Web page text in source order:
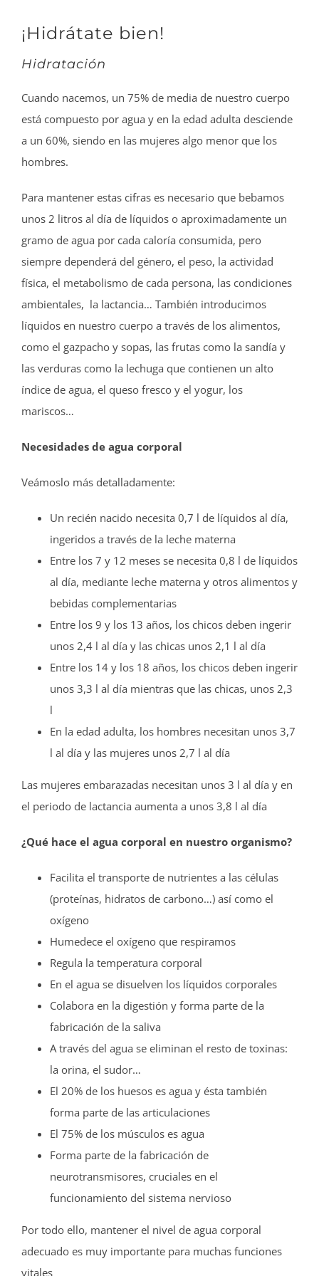
¡Hidrátate bien!
Hidratación
Cuando nacemos, un 75% de media de nuestro cuerpo
está compuesto por agua y en la edad adulta desciende
a un 60%, siendo en las mujeres algo menor que los
hombres.
Para mantener estas cifras es necesario que bebamos
unos 2 litros al día de líquidos o aproximadamente un
gramo de agua por cada caloría consumida, pero
siempre dependerá del género, el peso, la actividad
física, el metabolismo de cada persona, las condiciones
ambientales, la lactancia… También introducimos
líquidos en nuestro cuerpo a través de los alimentos,
como el gazpacho y sopas, las frutas como la sandía y
las verduras como la lechuga que contienen un alto
índice de agua, el queso fresco y el yogur, los
mariscos…
Necesidades de agua corporal
Veámoslo más detalladamente:
Un recién nacido necesita 0,7 l de líquidos al día,
ingeridos a través de la leche materna
Entre los 7 y 12 meses se necesita 0,8 l de líquidos
al día, mediante leche materna y otros alimentos y
bebidas complementarias
Entre los 9 y los 13 años, los chicos deben ingerir
unos 2,4 l al día y las chicas unos 2,1 l al día
Entre los 14 y los 18 años, los chicos deben ingerir
unos 3,3 l al día mientras que las chicas, unos 2,3
l
En la edad adulta, los hombres necesitan unos 3,7
l al día y las mujeres unos 2,7 l al día
Las mujeres embarazadas necesitan unos 3 l al día y en
el periodo de lactancia aumenta a unos 3,8 l al día
¿Qué hace el agua corporal en nuestro organismo?
Facilita el transporte de nutrientes a las células
(proteínas, hidratos de carbono…) así como el
oxígeno
Humedece el oxígeno que respiramos
Regula la temperatura corporal
En el agua se disuelven los líquidos corporales
Colabora en la digestión y forma parte de la
fabricación de la saliva
A través del agua se eliminan el resto de toxinas:
la orina, el sudor…
El 20% de los huesos es agua y ésta también
forma parte de las articulaciones
El 75% de los músculos es agua
Forma parte de la fabricación de
neurotransmisores, cruciales en el
funcionamiento del sistema nervioso
Por todo ello, mantener el nivel de agua corporal
adecuado es muy importante para muchas funciones
vitales